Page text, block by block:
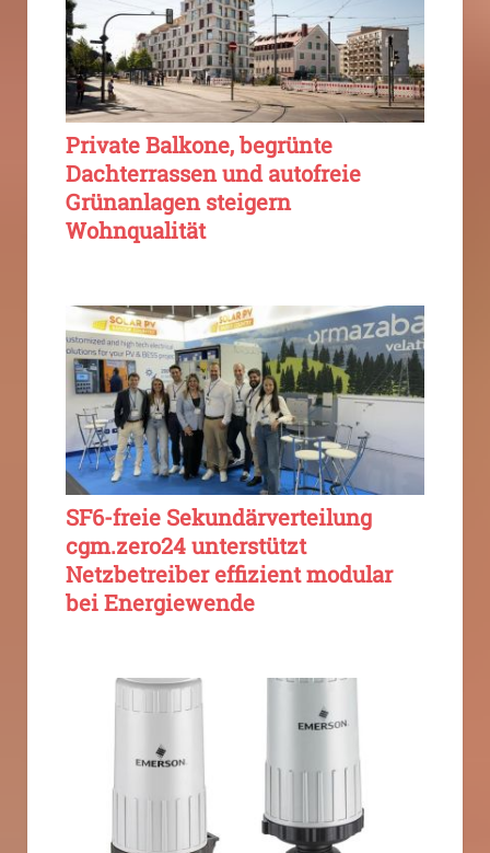
Private Balkone, begrünte
Dachterrassen und autofreie
Grünanlagen steigern
Wohnqualität
SF6-freie Sekundärverteilung
cgm.zero24 unterstützt
Netzbetreiber effizient modular
bei Energiewende